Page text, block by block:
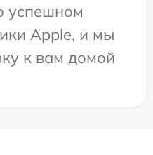
успешном
Apple, и мы
к вам домой